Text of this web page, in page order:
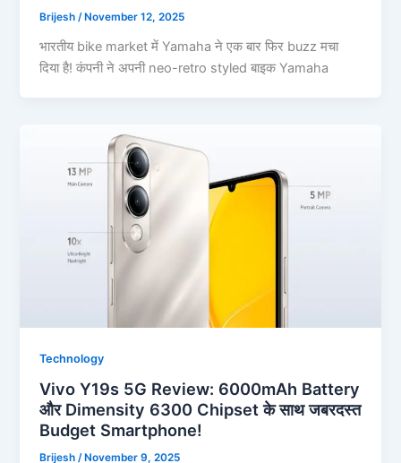
Brijesh /November 12, 2025
भारतीय bike market में Yamaha ने एक बार फिर buzz मचा
दिया है! कंपनी ने अपनी neo-retro styled बाइक Yamaha
Technology
Vivo Y19s 5G Review: 6000mAh Battery
और Dimensity 6300 Chipset के साथ जबरदस्त
Budget Smartphone!
Brijesh/ November 9, 2025